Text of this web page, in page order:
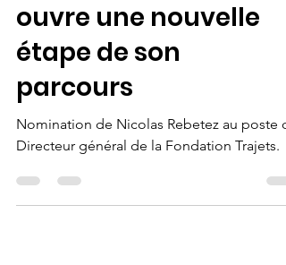
La Fondation Trajets
ouvre une nouvelle
étape de son
parcours
Nomination de Nicolas Rebetez au poste
Directeur général de la Fondation Trajets.